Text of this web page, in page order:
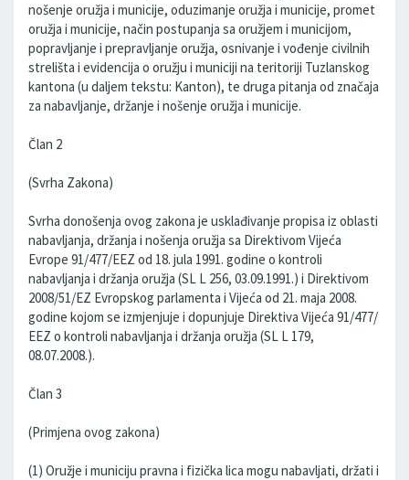
nošenje oružja i municije, oduzimanje oružja i municije, promet
oružja i municije, način postupanja sa oružjem i municijom,
popravljanje i prepravljanje oružja, osnivanje i vođenje civilnih
strelišta i evidencija o oružju i municiji na teritoriji Tuzlanskog
kantona (u daljem tekstu: Kanton), te druga pitanja od značaja
za nabavljanje, držanje i nošenje oružja i municije.
Član 2
(Svrha Zakona)
Svrha donošenja ovog zakona je usklađivanje propisa iz oblasti
nabavljanja, držanja i nošenja oružja sa Direktivom Vijeća
Evrope 91/477/EEZ od 18. jula 1991. godine o kontroli
nabavljanja i držanja oružja (SL L 256, 03.09.1991.) i Direktivom
2008/51/EZ Evropskog parlamenta i Vijeća od 21. maja 2008.
godine kojom se izmjenjuje i dopunjuje Direktiva Vijeća 91/477/
EEZ o kontroli nabavljanja i držanja oružja (SL L 179,
08.07.2008.).
Član 3
(Primjena ovog zakona)
(1) Oružje i municiju pravna i fizička lica mogu nabavljati, držati i